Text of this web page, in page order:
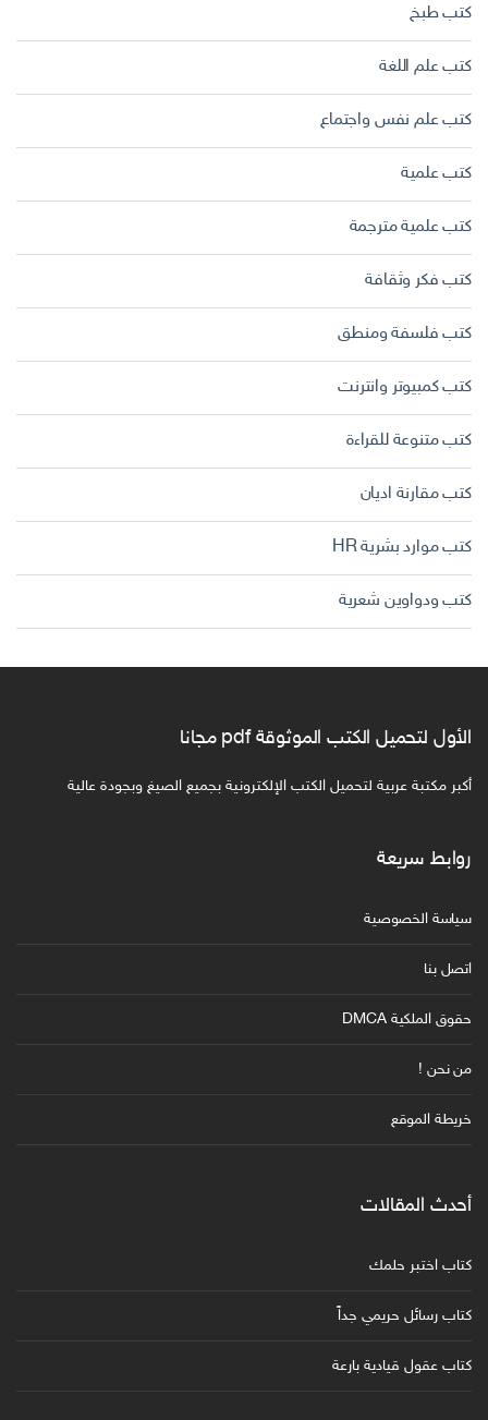
كتب طبخ
كتب علم اللغة
كتب علم نفس واجتماع
كتب علمية
كتب علمية مترجمة
كتب فكر وثقافة
كتب فلسفة ومنطق
كتب كمبيوتر وانترنت
كتب متنوعة للقراءة
كتب مقارنة اديان
كتب موارد بشرية HR
كتب ودواوين شعرية
الأول لتحميل الكتب الموثوقة pdf مجانا
أكبر مكتبة عربية لتحميل الكتب الإلكترونية بجميع الصيغ وبجودة عالية
روابط سريعة
سياسة الخصوصية
اتصل بنا
حقوق الملكية DMCA
من نحن !
خريطة الموقع
أحدث المقالات
كتاب اختبر حلمك
كتاب رسائل حريمي جداً
كتاب عقول قيادية بارعة